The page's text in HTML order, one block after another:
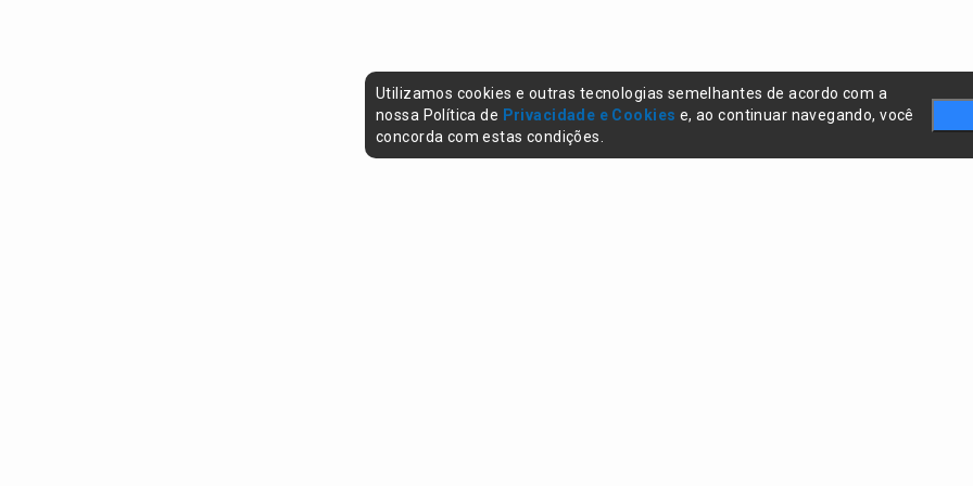
Utilizamos cookies e outras tecnologias semelhantes de acordo com a
nossa Política de Privacidade e Cookies e, ao continuar navegando, você
concorda com estas condições.